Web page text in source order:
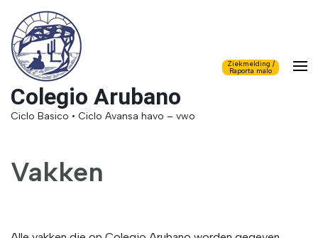
Colegio Arubano
Ciclo Basico • Ciclo Avansa havo – vwo
Ziekmelding /
Raporta malo
Vakken